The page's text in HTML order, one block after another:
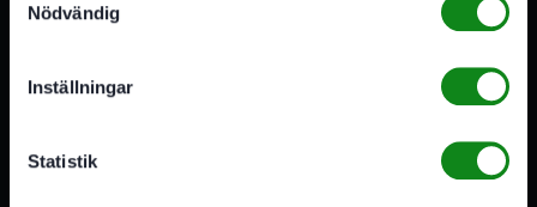
Nödvändig
Inställningar
Statistik
Vi är återförsäljare av elverktyg, tillbehör, infästning och